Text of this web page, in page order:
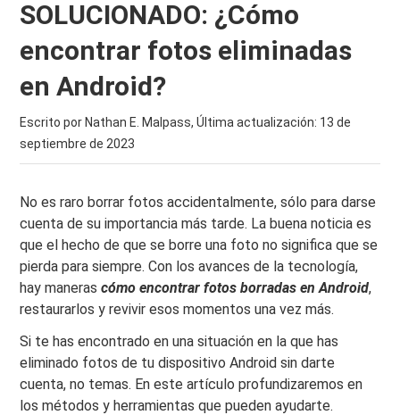
SOLUCIONADO: ¿Cómo
encontrar fotos eliminadas
en Android?
Escrito por Nathan E. Malpass, Última actualización: 13 de
septiembre de 2023
No es raro borrar fotos accidentalmente, sólo para darse
cuenta de su importancia más tarde. La buena noticia es
que el hecho de que se borre una foto no significa que se
pierda para siempre. Con los avances de la tecnología,
hay manerascómo encontrar fotos borradas en Android,
restaurarlos y revivir esos momentos una vez más.
Si te has encontrado en una situación en la que has
eliminado fotos de tu dispositivo Android sin darte
cuenta, no temas. En este artículo profundizaremos en
los métodos y herramientas que pueden ayudarte.